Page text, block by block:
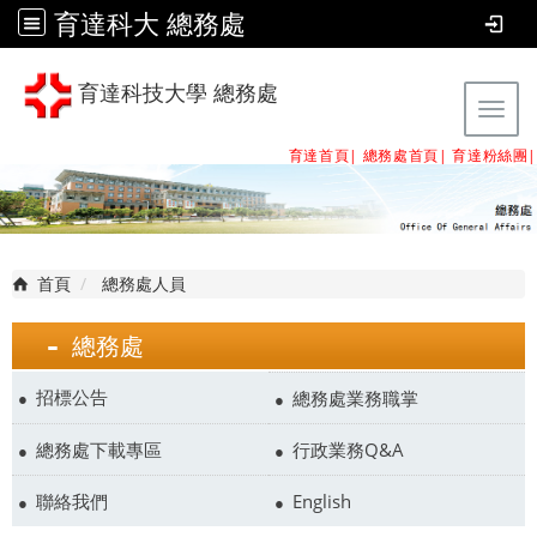
育達科大 總務處
育達科技大學 總務處
育達首頁| 總務處首頁| 育達粉絲團|
首頁 總務處人員
總務處
招標公告 總務處業務職掌
總務處下載專區 行政業務Q&A
聯絡我們 English